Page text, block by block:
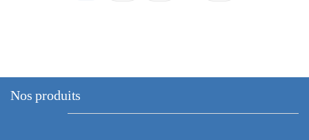
Nos produits